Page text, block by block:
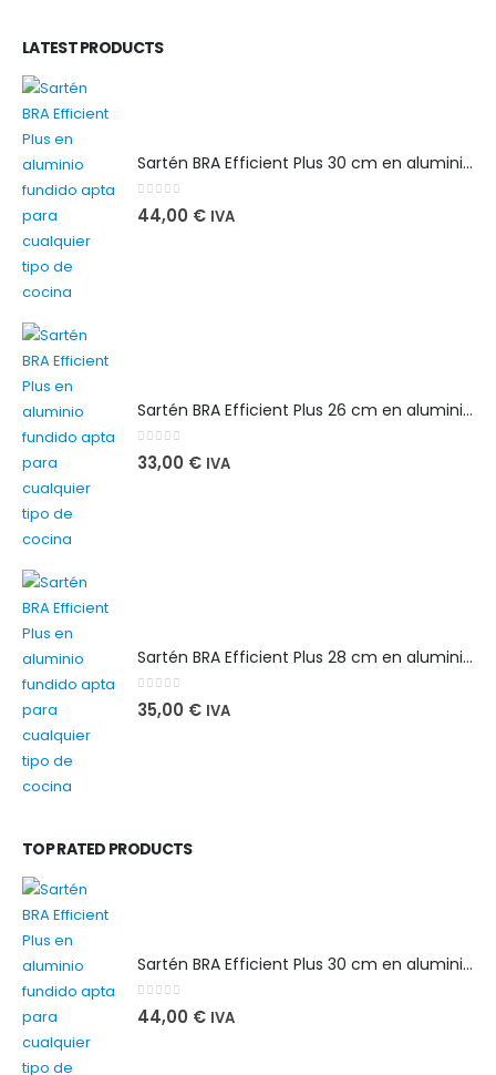
LATEST PRODUCTS
Sartén BRA Efficient Plus 30 cm en aluminio fundido apta para cualquier tipo de cocina
0out of 5
44,00 € IVA
Sartén BRA Efficient Plus 26 cm en aluminio fundido apta para cualquier tipo de cocina
0out of 5
33,00 € IVA
Sartén BRA Efficient Plus 28 cm en aluminio fundido apta para cualquier tipo de cocina
0out of 5
35,00 € IVA
TOP RATED PRODUCTS
Sartén BRA Efficient Plus 30 cm en aluminio fundido apta para cualquier tipo de cocina
0out of 5
44,00 € IVA